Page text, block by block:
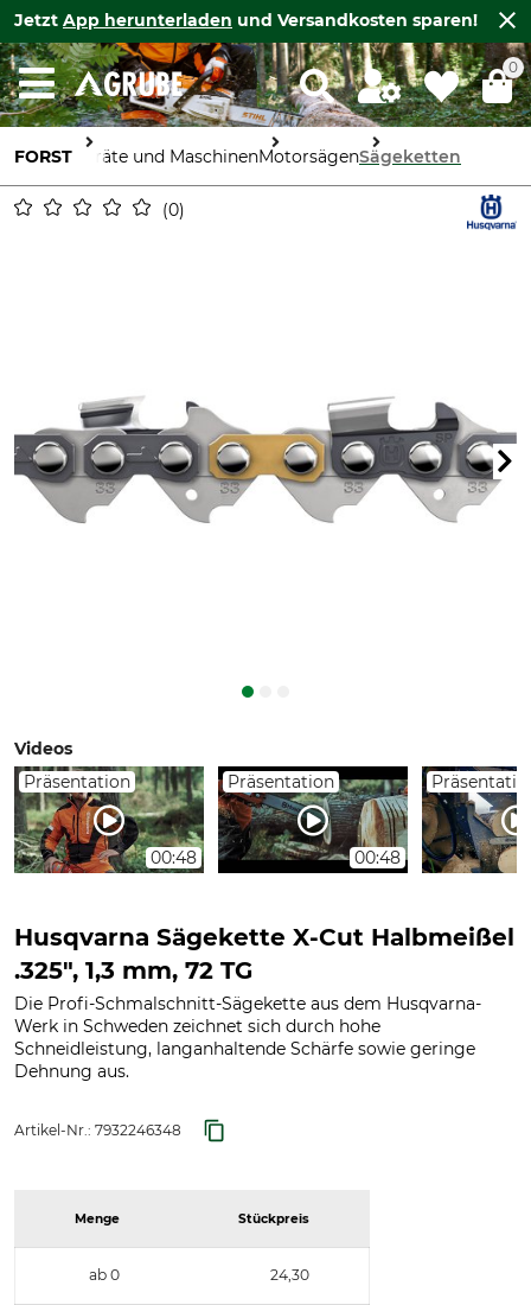
Jetzt App herunterladen und Versandkosten sparen!
0
FORST Geräte und MaschinenMotorsägenSägeketten
0
Videos
Präsentation
00:48
Präsentation
00:48
Husqvarna Sägekette X-Cut Halbmeißel
.325", 1,3 mm, 72 TG
Die Profi-Schmalschnitt-Sägekette aus dem Husqvarna-
Werk in Schweden zeichnet sich durch hohe
Schneidleistung, langanhaltende Schärfe sowie geringe
Dehnung aus.
Artikel-Nr.: 7932246348
Menge Stückpreis
ab 0 24,30